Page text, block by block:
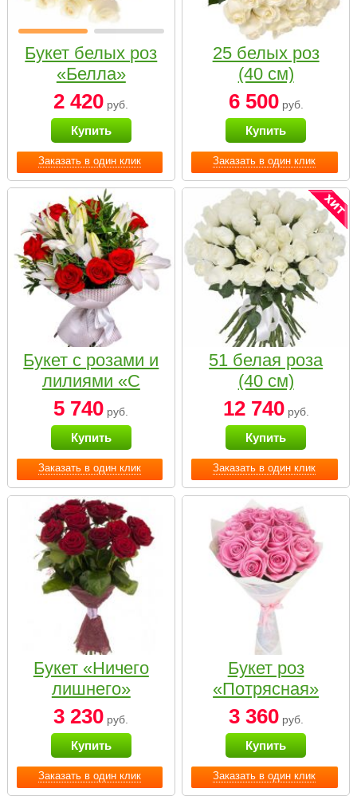
Заказать в один клик
Букет белых роз
«Белла»
2 420 руб.
Купить
Заказать в один клик
25 белых роз
(40 см)
6 500руб.
Купить
Заказать в один клик
Букет с розами и
лилиями «С
наилучшими
пожеланиями»
5 740 руб.
Купить
Заказать в один клик
51 белая роза
(40 см)
12 740руб.
Купить
Заказать в один клик
Букет «Ничего
лишнего»
3 230 руб.
Купить
Заказать в один клик
Букет роз
«Потрясная»
3 360руб.
Купить